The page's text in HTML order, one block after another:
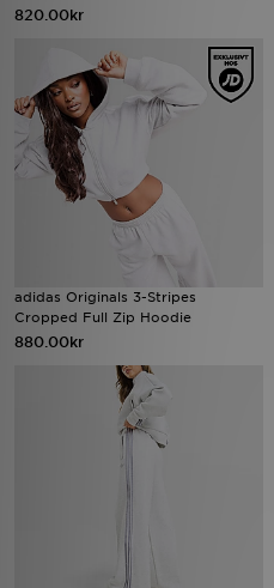
820.00kr
adidas Originals 3-Stripes
Cropped Full Zip Hoodie
880.00kr